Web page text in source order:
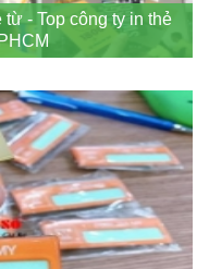
từ - Top công ty in thẻ